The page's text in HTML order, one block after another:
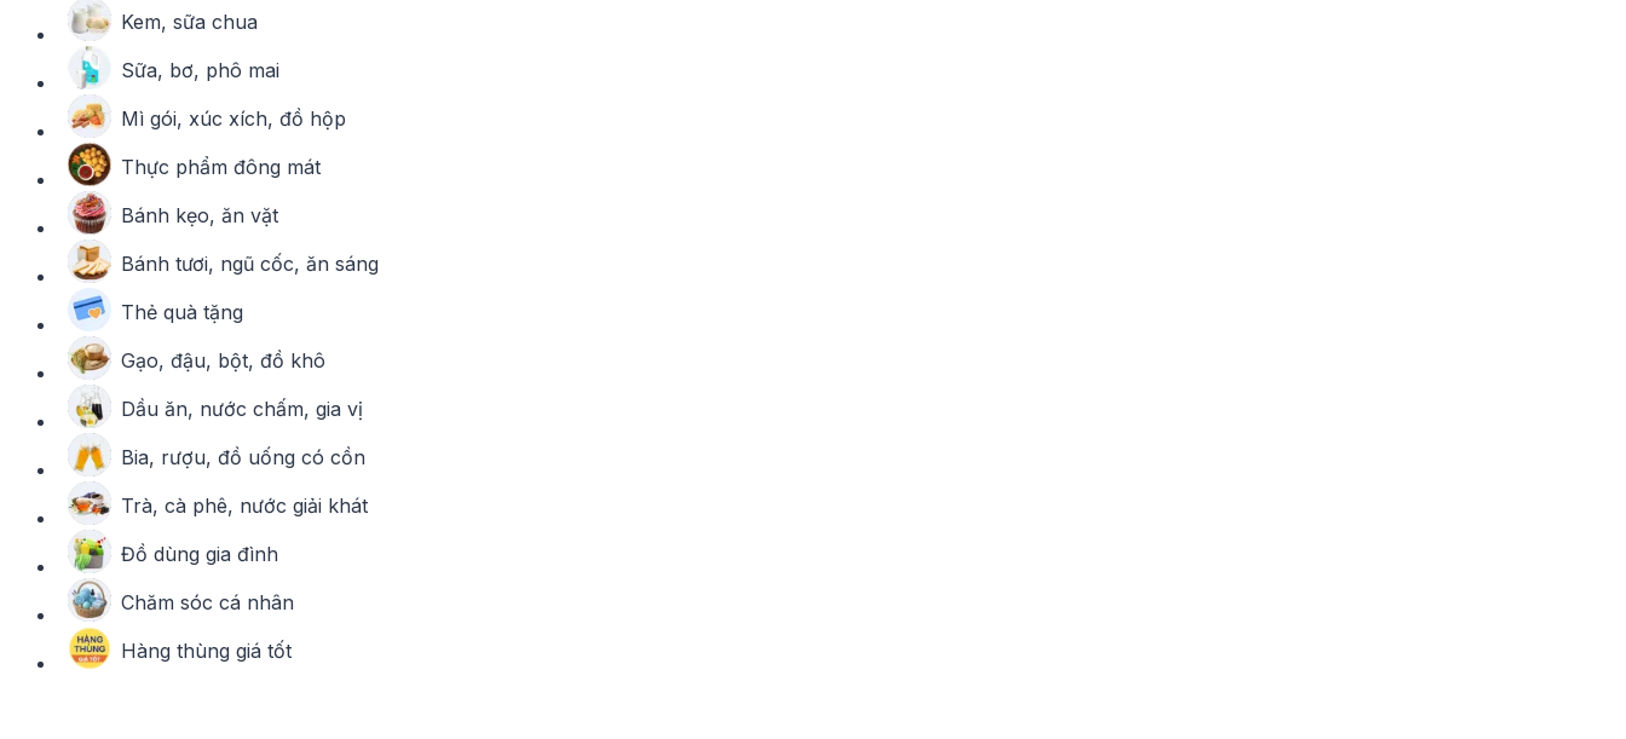
Kem, sữa chua
Sữa, bơ, phô mai
Mì gói, xúc xích, đồ hộp
Thực phẩm đông mát
Bánh kẹo, ăn vặt
Bánh tươi, ngũ cốc, ăn sáng
Thẻ quà tặng
Gạo, đậu, bột, đồ khô
Dầu ăn, nước chấm, gia vị
Bia, rượu, đồ uống có cồn
Trà, cà phê, nước giải khát
Đồ dùng gia đình
Chăm sóc cá nhân
Hàng thùng giá tốt